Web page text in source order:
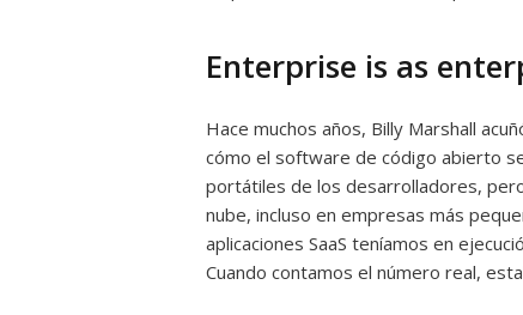
Enterprise is as
Hace muchos años, Billy Marshall
cómo el software de código abierto
portátiles de los desarrolladores,
nube, incluso en empresas más
aplicaciones SaaS teníamos en
Cuando contamos el número real,